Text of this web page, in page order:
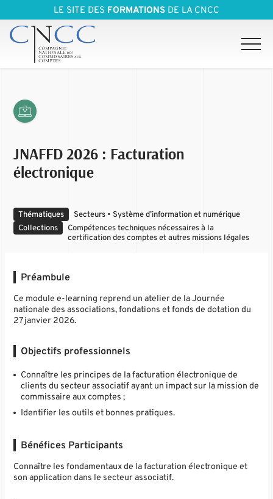
LE SITE DES FORMATIONS DE LA CNCC
JNAFFD 2026 : Facturation
électronique
Thématiques
Secteurs • Système d’information et numérique
Collections
Compétences techniques nécessaires à la
certification des comptes et autres missions légales
Préambule
Ce module e-learning reprend un atelier de la Journée
nationale des associations, fondations et fonds de dotation du
27 janvier 2026.
Objectifs professionnels
Connaître les principes de la facturation électronique de
clients du secteur associatif ayant un impact sur la mission de
commissaire aux comptes ;
Identifier les outils et bonnes pratiques.
Bénéfices Participants
Connaître les fondamentaux de la facturation électronique et
son application dans le secteur associatif.